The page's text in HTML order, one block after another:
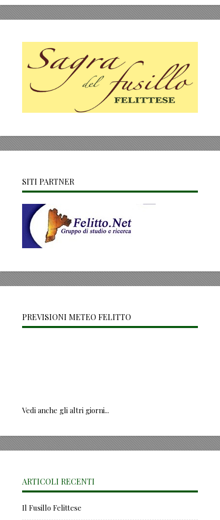
SITI PARTNER
PREVISIONI METEO FELITTO
Vedi anche gli altri giorni...
ARTICOLI RECENTI
Il Fusillo Felittese